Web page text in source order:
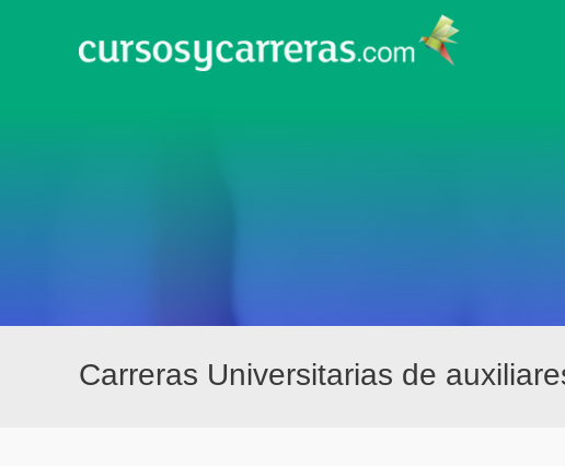
Carreras Universitarias de